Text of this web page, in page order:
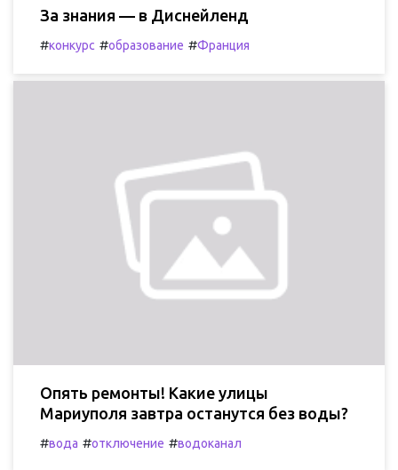
За знания — в Диснейленд
#конкурс #образование #Франция
Опять ремонты! Какие улицы
Мариуполя завтра останутся без воды?
#вода #отключение #водоканал